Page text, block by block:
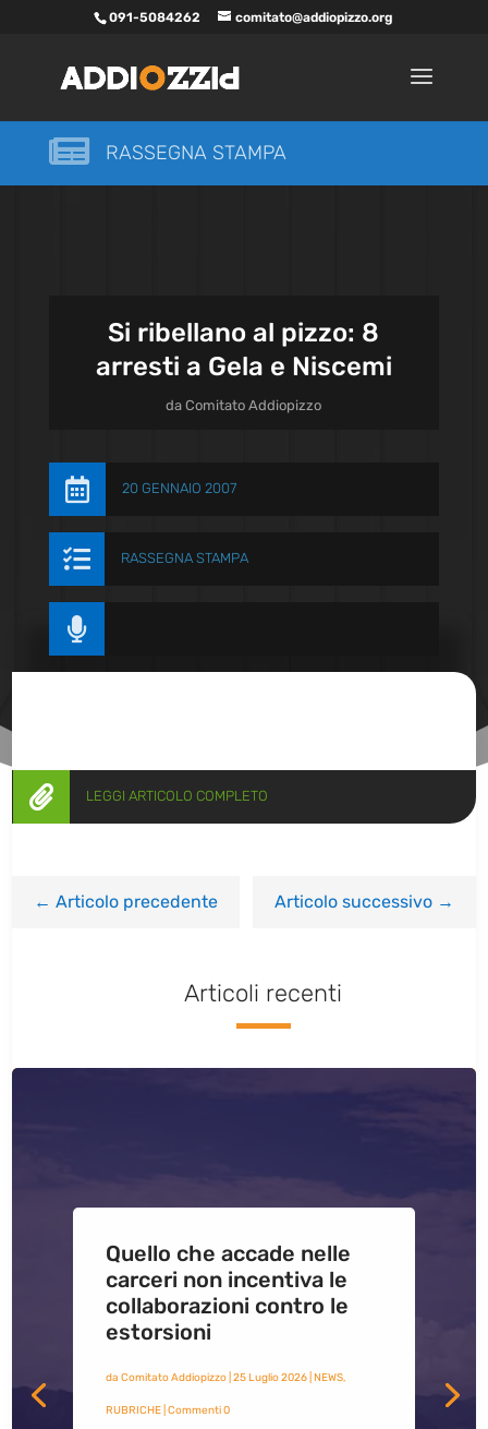
091-5084262 comitato@addiopizzo.org
 RASSEGNA STAMPA
Si ribellano al pizzo: 8
arresti a Gela e Niscemi
daComitato Addiopizzo
 20 GENNAIO 2007
 RASSEGNA STAMPA

 LEGGI ARTICOLO COMPLETO
←Articolo precedente Articolo successivo→
Articoli recenti
Quello che accade nelle
carceri non incentiva le
collaborazioni contro le
estorsioni
da Comitato Addiopizzo| 25 Luglio 2026| NEWS,
RUBRICHE| Commenti 0